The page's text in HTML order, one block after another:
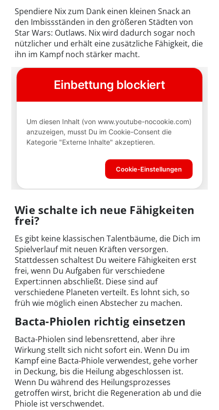
Spendiere Nix zum Dank einen kleinen Snack an
den Imbissständen in den größeren Städten von
Star Wars: Outlaws. Nix wird dadurch sogar noch
nützlicher und erhält eine zusätzliche Fähigkeit, die
ihn im Kampf noch stärker macht.
Wie schalte ich neue Fähigkeiten
frei?
Es gibt keine klassischen Talentbäume, die Dich im
Spielverlauf mit neuen Kräften versorgen.
Stattdessen schaltest Du weitere Fähigkeiten erst
frei, wenn Du Aufgaben für verschiedene
Expert:innen abschließt. Diese sind auf
verschiedene Planeten verteilt. Es lohnt sich, so
früh wie möglich einen Abstecher zu machen.
Bacta-Phiolen richtig einsetzen
Bacta-Phiolen sind lebensrettend, aber ihre
Wirkung stellt sich nicht sofort ein. Wenn Du im
Kampf eine Bacta-Phiole verwendest, gehe vorher
in Deckung, bis die Heilung abgeschlossen ist.
Wenn Du während des Heilungsprozesses
getroffen wirst, bricht die Regeneration ab und die
Phiole ist verschwendet.